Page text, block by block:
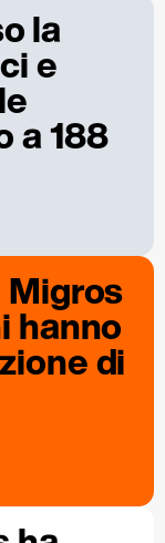
la
e
a 188
Migros
hanno
di